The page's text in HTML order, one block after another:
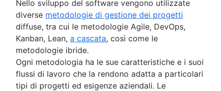
Nello sviluppo del software vengono utilizzate
diverse metodologie di gestione dei progetti
diffuse, tra cui le metodologie Agile, DevOps,
Kanban, Lean, a cascata, così come le
metodologie ibride.
Ogni metodologia ha le sue caratteristiche e i suoi
flussi di lavoro che la rendono adatta a particolari
tipi di progetti ed esigenze aziendali. Le